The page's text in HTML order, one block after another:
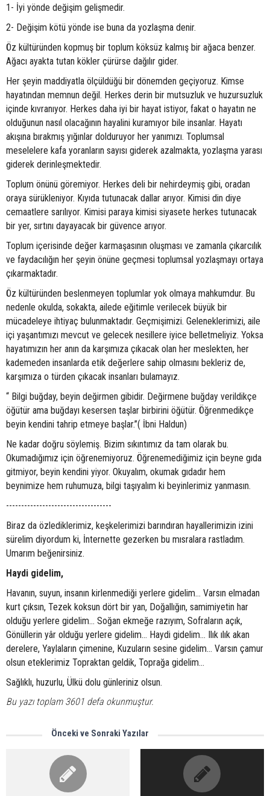
1- İyi yönde değişim gelişmedir.
2- Değişim kötü yönde ise buna da yozlaşma denir.
Öz kültüründen kopmuş bir toplum köksüz kalmış bir ağaca benzer.
Ağacı ayakta tutan kökler çürürse dağılır gider.
Her şeyin maddiyatla ölçüldüğü bir dönemden geçiyoruz. Kimse
hayatından memnun değil. Herkes derin bir mutsuzluk ve huzursuzluk
içinde kıvranıyor. Herkes daha iyi bir hayat istiyor, fakat o hayatın ne
olduğunun nasıl olacağının hayalini kuramıyor bile insanlar. Hayatı
akışına bırakmış yığınlar dolduruyor her yanımızı. Toplumsal
meselelere kafa yoranların sayısı giderek azalmakta, yozlaşma yarası
giderek derinleşmektedir.
Toplum önünü göremiyor. Herkes deli bir nehirdeymiş gibi, oradan
oraya sürükleniyor. Kıyıda tutunacak dallar arıyor. Kimisi din diye
cemaatlere sarılıyor. Kimisi paraya kimisi siyasete herkes tutunacak
bir yer, sırtını dayayacak bir güvence arıyor.
Toplum içerisinde değer karmaşasının oluşması ve zamanla çıkarcılık
ve faydacılığın her şeyin önüne geçmesi toplumsal yozlaşmayı ortaya
çıkarmaktadır.
Öz kültüründen beslenmeyen toplumlar yok olmaya mahkumdur. Bu
nedenle okulda, sokakta, ailede eğitimle verilecek büyük bir
mücadeleye ihtiyaç bulunmaktadır. Geçmişimizi. Geleneklerimizi, aile
içi yaşantımızı mevcut ve gelecek nesillere iyice belletmeliyiz. Yoksa
hayatımızın her anın da karşımıza çıkacak olan her meslekten, her
kademeden insanlarda etik değerlere sahip olmasını bekleriz de,
karşımıza o türden çıkacak insanları bulamayız.
“ Bilgi buğday, beyin değirmen gibidir. Değirmene buğday verildikçe
öğütür ama buğdayı kesersen taşlar birbirini öğütür. Öğrenmedikçe
beyin kendini tahrip etmeye başlar.’’( İbni Haldun)
Ne kadar doğru söylemiş. Bizim sıkıntımız da tam olarak bu.
Okumadığımız için öğrenemiyoruz. Öğrenemediğimiz için beyne gıda
gitmiyor, beyin kendini yiyor. Okuyalım, okumak gıdadır hem
beynimize hem ruhumuza, bilgi taşıyalım ki beyinlerimiz yanmasın.
-----------------------------------
Biraz da özlediklerimiz, keşkelerimizi barındıran hayallerimizin izini
sürelim diyordum ki, İnternette gezerken bu mısralara rastladım.
Umarım beğenirsiniz.
Haydi gidelim,
Havanın, suyun, insanın kirlenmediği yerlere gidelim… Varsın elmadan
kurt çıksın, Tezek koksun dört bir yan, Doğallığın, samimiyetin har
olduğu yerlere gidelim… Soğan ekmeğe razıyım, Sofraların açık,
Gönüllerin yâr olduğu yerlere gidelim… Haydi gidelim… Ilık ılık akan
derelere, Yaylaların çimenine, Kuzuların sesine gidelim… Varsın çamur
olsun eteklerimiz Topraktan geldik, Toprağa gidelim…
Sağlıklı, huzurlu, Ülkü dolu günleriniz olsun.
Bu yazı toplam 3601 defa okunmuştur.
Önceki ve Sonraki Yazılar